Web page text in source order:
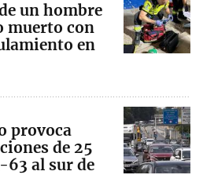
un hombre
muerto con
en
provoca
de 25
al sur de